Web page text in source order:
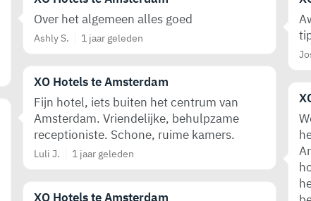
Over het algemeen alles goed
Ashly S. 1 jaar geleden
XO Hotels te Amsterdam
Fijn hotel, iets buiten het centrum van
Amsterdam. Vriendelijke, behulpzame
receptioniste. Schone, ruime kamers.
Luli J. 1 jaar geleden
XO Hotels te Amsterdam